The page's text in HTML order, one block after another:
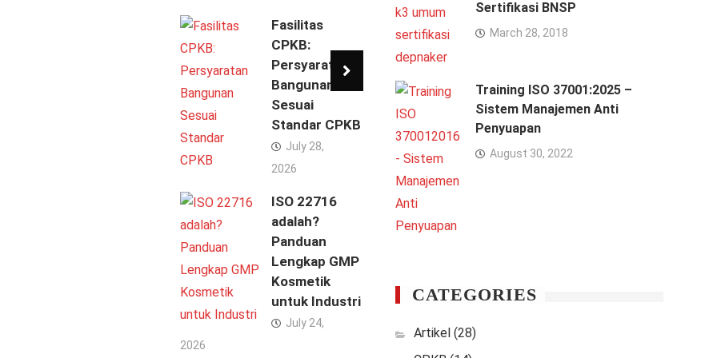
Fasilitas
CPKB:
Persyaratan
Bangunan
Sesuai
Standar CPKB
July 28,
2026
ISO 22716
adalah?
Panduan
Lengkap GMP
Kosmetik
untuk Industri
July 24,
2026
Sertifikasi BNSP
March 28, 2018
Training ISO 37001:2025 –
Sistem Manajemen Anti
Penyuapan
August 30, 2022
CATEGORIES
Artikel (28)